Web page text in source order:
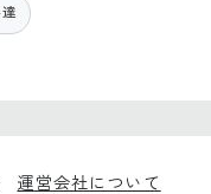
運営会社について